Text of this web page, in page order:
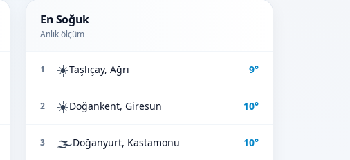
En Soğuk
Anlık ölçüm
1 ☀️Taşlıçay, Ağrı 9°
2 ☀️Doğankent, Giresun 10°
3 🌫️Doğanyurt, Kastamonu 10°